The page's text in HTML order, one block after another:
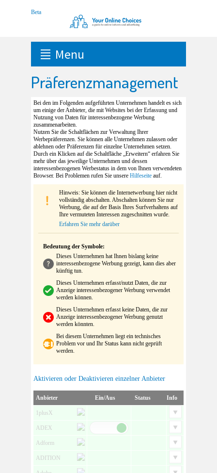
Menu
Präferenzmanagement
Bei den im Folgenden aufgeführten Unternehmen handelt es sich
um einige der Anbieter, die mit Websites bei der Erfassung und
Nutzung von Daten für interessenbezogene Werbung
zusammenarbeiten.
Nutzen Sie die Schaltflächen zur Verwaltung Ihrer
Werbepräferenzen. Sie können alle Unternehmen zulassen oder
ablehnen oder Präferenzen für einzelne Unternehmen setzen.
Durch ein Klicken auf die Schaltfläche „Erweitern“ erfahren Sie
mehr über das jeweilige Unternehmen und dessen
interessenbezogenen Werbestatus in dem von Ihnen verwendeten
Browser. Bei Problemen rufen Sie unsere Hilfeseite auf.
Hinweis: Sie können die Internetwerbung hier nicht
vollständig abschalten. Abschalten können Sie nur
Werbung, die auf der Basis Ihres Surfverhaltens auf
Ihre vermuteten Interessen zugeschnitten wurde.
Erfahren Sie mehr darüber
Bedeutung der Symbole:
Dieses Unternehmen hat Ihnen bislang keine
interessenbezogene Werbung gezeigt, kann dies aber
künftig tun.
Dieses Unternehmen erfasst/nutzt Daten, die zur
Anzeige interessenbezogener Werbung verwendet
werden können.
Dieses Unternehmen erfasst keine Daten, die zur
Anzeige interessenbezogener Werbung genutzt
werden könnten.
Bei diesem Unternehmen liegt ein technisches
Problem vor und Ihr Status kann nicht geprüft
werden.